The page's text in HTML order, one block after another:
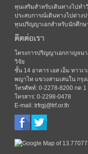
ทุนเสริมสำหรับเดินทางไปทำ
ประสบการณ์เดินทางไปต่างป
ทุนปริญญาเอกสำหรับนักศึกษ
ติดต่อเรา
โครงการปริญญาเอกกาญจน
วิจัย
ชั้น 14 อาคาร เอส เอ็ม ทาว
พญาไท แขวงสามเสนใน กรุง
โทรศัพท์: 0-2278-8200 กด 1
โทรสาร: 0-2298-0478
E-mail: trfrgj@trf.or.th